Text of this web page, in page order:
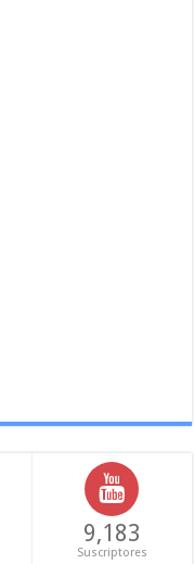
9,183
Suscriptores